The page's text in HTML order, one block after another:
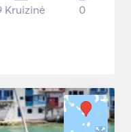
Kruizinė 0